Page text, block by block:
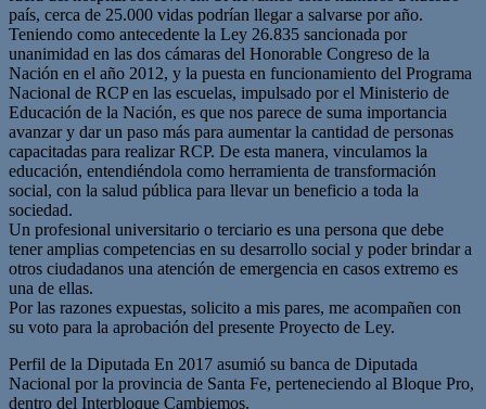
país, cerca de 25.000 vidas podrían llegar a salvarse por año.
Teniendo como antecedente la Ley 26.835 sancionada por
unanimidad en las dos cámaras del Honorable Congreso de la
Nación en el año 2012, y la puesta en funcionamiento del Programa
Nacional de RCP en las escuelas, impulsado por el Ministerio de
Educación de la Nación, es que nos parece de suma importancia
avanzar y dar un paso más para aumentar la cantidad de personas
capacitadas para realizar RCP. De esta manera, vinculamos la
educación, entendiéndola como herramienta de transformación
social, con la salud pública para llevar un beneficio a toda la
sociedad.
Un profesional universitario o terciario es una persona que debe
tener amplias competencias en su desarrollo social y poder brindar a
otros ciudadanos una atención de emergencia en casos extremo es
una de ellas.
Por las razones expuestas, solicito a mis pares, me acompañen con
su voto para la aprobación del presente Proyecto de Ley.
Perfil de la Diputada En 2017 asumió su banca de Diputada
Nacional por la provincia de Santa Fe, perteneciendo al Bloque Pro,
dentro del Interbloque Cambiemos.